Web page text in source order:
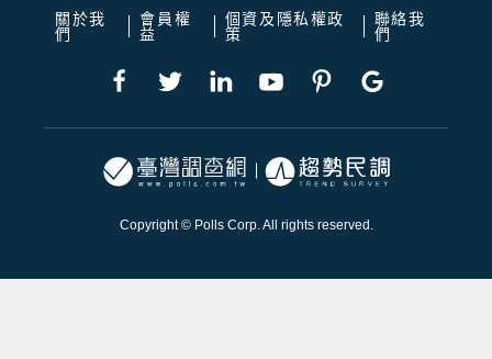
關於我
們
會員權
益
個資及隱私權政
策
聯絡我
們
Copyright © Polls Corp. All rights reserved.